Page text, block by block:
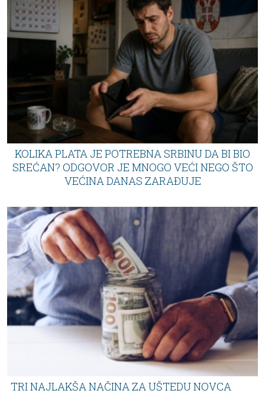
KOLIKA PLATA JE POTREBNA SRBINU DA BI BIO
SREĆAN? ODGOVOR JE MNOGO VEĆI NEGO ŠTO
VEĆINA DANAS ZARAĐUJE
TRI NAJLAKŠA NAČINA ZA UŠTEDU NOVCA